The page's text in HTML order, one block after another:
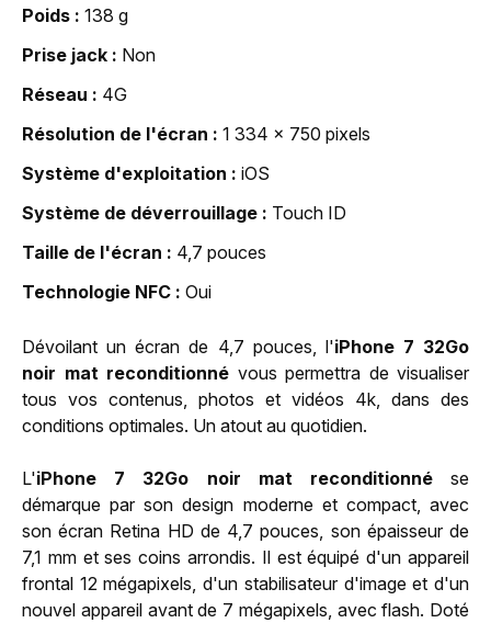
Poids
138 g
Prise jack
Non
Réseau
4G
Résolution de l'écran
1 334 x 750 pixels
Système d'exploitation
iOS
Système de déverrouillage
Touch ID
Taille de l'écran
4,7 pouces
Technologie NFC
Oui
Dévoilant un écran de 4,7 pouces, l'iPhone 7 32Go
noir mat reconditionné vous permettra de visualiser
tous vos contenus, photos et vidéos 4k, dans des
conditions optimales. Un atout au quotidien.
L'iPhone 7 32Go noir mat reconditionnése
démarque par son design moderne et compact, avec
son écran Retina HD de 4,7 pouces, son épaisseur de
7,1 mm et ses coins arrondis. Il est équipé d'un appareil
frontal 12 mégapixels, d'un stabilisateur d'image et d'un
nouvel appareil avant de 7 mégapixels, avec flash. Doté